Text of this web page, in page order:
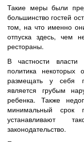
Такие меры были
большинство гостей
том, на что именно
отпуска здесь, чем
рестораны.
В частности власти
политика некоторых
размещать у себя
является грубым
ребенка. Также
минимальный срок
устанавливают
законодательство.